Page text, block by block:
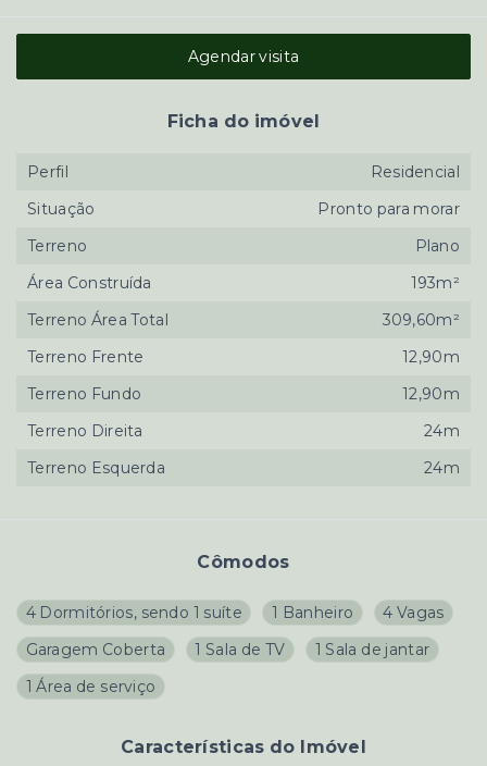
Cômodos
4 Dormitórios, sendo 1 suíte 1 Banheiro
4 Vagas
Garagem Coberta
1 Sala de TV
1 Sala de jantar
1 Área de serviço
Características do Imóvel
Agendar visita
Ficha do imóvel
Perfil
Residencial
Situação
Pronto para morar
Terreno
Plano
Área Construída
193m²
Terreno Área Total
309,60m²
Terreno Frente
12,90m
Terreno Fundo
12,90m
Terreno Direita
24m
Terreno Esquerda
24m